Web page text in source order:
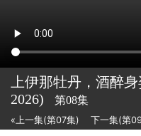
上伊那牡丹，酒醉
2026)
第08集
«上一集(第07集) 下一集(第